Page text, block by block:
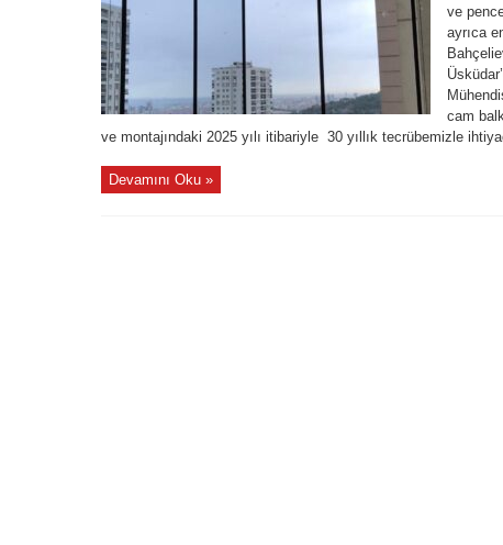
ve
ayrıca
cam
ve montajındaki 2025 yılı itibariyle 30 yıllık tecrübemizle
Devamını Oku »